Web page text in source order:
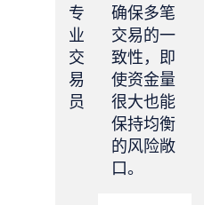
专
业
交
易
员
确保多笔
交易的一
致性，即
使资金量
很大也能
保持均衡
的风险敞
口。